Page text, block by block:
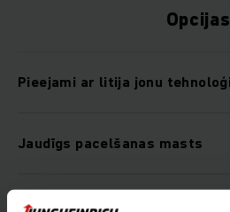
Opcijas
Pieejami ar litija jonu
Jaudīgs pacelšanas masts
loweringPRO